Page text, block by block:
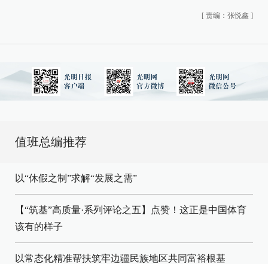
[ 责编：张悦鑫 ]
值班总编推荐
以“休假之制”求解“发展之需”
【“筑基”高质量·系列评论之五】点赞！这正是中国体育
该有的样子
以常态化精准帮扶筑牢边疆民族地区共同富裕根基